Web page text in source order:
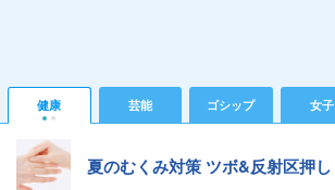
健康 芸能 ゴシップ 女子
夏のむくみ対策 ツボ&反射区押し